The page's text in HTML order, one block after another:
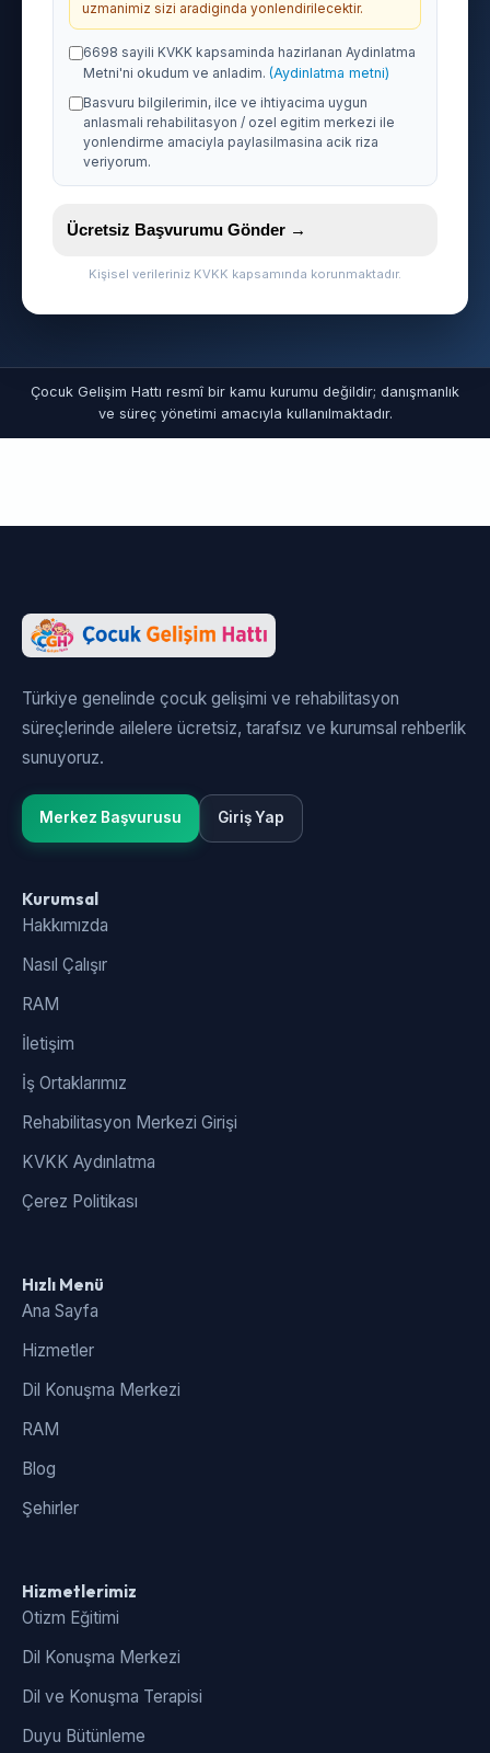
uzmanimiz sizi aradiginda yonlendirilecektir.
6698 sayili KVKK kapsaminda hazirlanan Aydinlatma
Metni'ni okudum ve anladim. (Aydinlatma metni)
Basvuru bilgilerimin, ilce ve ihtiyacima uygun
anlasmali rehabilitasyon / ozel egitim merkezi ile
yonlendirme amaciyla paylasilmasina acik riza
veriyorum.
Ücretsiz Başvurumu Gönder →
Kişisel verileriniz KVKK kapsamında korunmaktadır.
Çocuk Gelişim Hattı resmî bir kamu kurumu değildir; danışmanlık
ve süreç yönetimi amacıyla kullanılmaktadır.
Türkiye genelinde çocuk gelişimi ve rehabilitasyon
süreçlerinde ailelere ücretsiz, tarafsız ve kurumsal rehberlik
sunuyoruz.
Merkez Başvurusu Giriş Yap
Kurumsal
Hakkımızda
Nasıl Çalışır
RAM
İletişim
İş Ortaklarımız
Rehabilitasyon Merkezi Girişi
KVKK Aydınlatma
Çerez Politikası
Hızlı Menü
Ana Sayfa
Hizmetler
Dil Konuşma Merkezi
RAM
Blog
Şehirler
Hizmetlerimiz
Otizm Eğitimi
Dil Konuşma Merkezi
Dil ve Konuşma Terapisi
Duyu Bütünleme